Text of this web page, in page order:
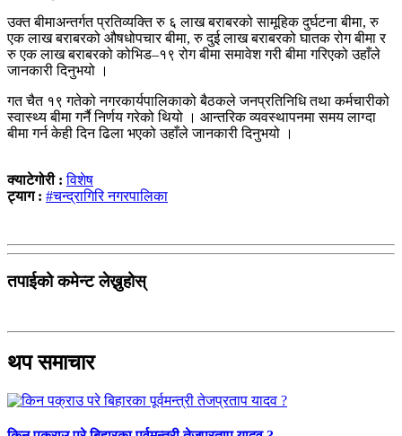
उक्त बीमाअन्तर्गत प्रतिव्यक्ति रु ६ लाख बराबरको सामूहिक दुर्घटना बीमा, रु
एक लाख बराबरको औषधोपचार बीमा, रु दुई लाख बराबरको घातक रोग बीमा र
रु एक लाख बराबरको कोभिड–१९ रोग बीमा समावेश गरी बीमा गरिएको उहाँले
जानकारी दिनुभयो ।
गत चैत १९ गतेको नगरकार्यपालिकाको बैठकले जनप्रतिनिधि तथा कर्मचारीको
स्वास्थ्य बीमा गर्नै निर्णय गरेको थियो । आन्तरिक व्यवस्थापनमा समय लाग्दा
बीमा गर्न केही दिन ढिला भएको उहाँले जानकारी दिनुभयो ।
क्याटेगोरी :विशेष
ट्याग : #चन्द्रागिरि नगरपालिका
तपाईको कमेन्ट लेख्नुहोस्
थप समाचार